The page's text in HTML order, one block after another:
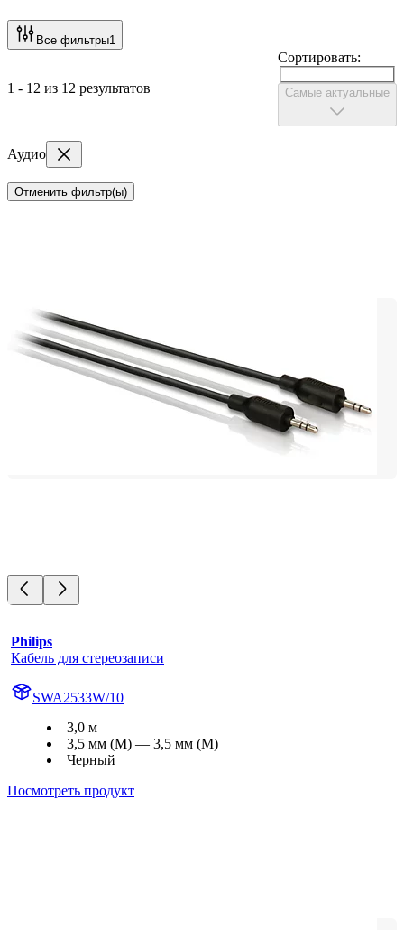
Все фильтры1
1 - 12 из 12 результатов
Сортировать:
Самые актуальные
Аудио
Отменить фильтр(ы)
Philips
Кабель для стереозаписи
SWA2533W/10
3,0 м
3,5 мм (M) — 3,5 мм (M)
Черный
Посмотреть продукт